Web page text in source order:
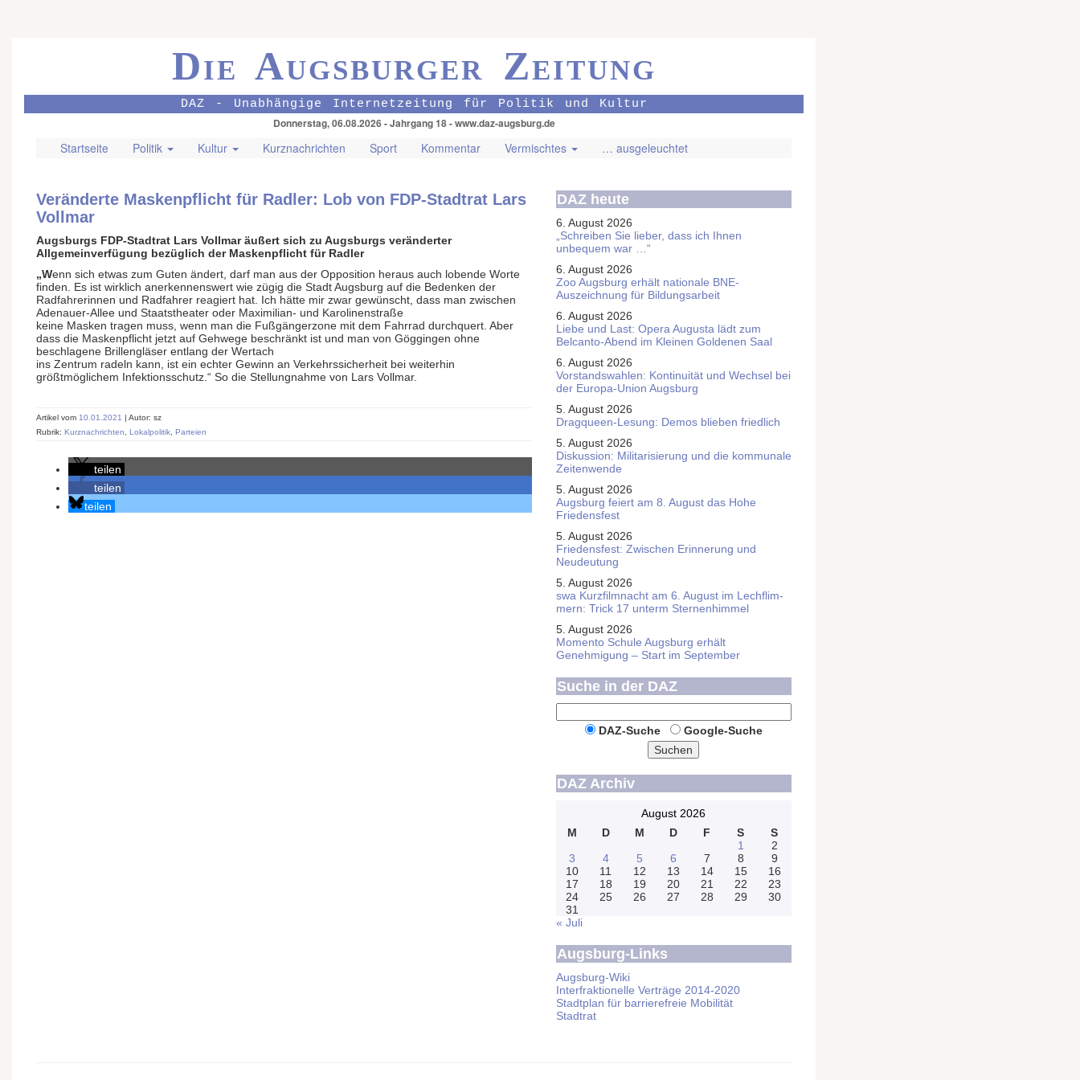
Die Augsburger Zeitung
DAZ - Unabhängige Internetzeitung für Politik und Kultur
Donnerstag, 06.08.2026 - Jahrgang 18 - www.daz-augsburg.de
Startseite Politik Kultur Kurznachrichten Sport Kommentar Vermischtes … ausgeleuchtet
Veränderte Maskenpflicht für Radler: Lob von FDP-Stadtrat Lars
Vollmar
Augsburgs FDP-Stadtrat Lars Vollmar äußert sich zu Augsburgs veränderter
Allgemeinverfügung bezüglich der Maskenpflicht für Radler
„Wenn sich etwas zum Guten ändert, darf man aus der Opposition heraus auch lobende Worte
finden. Es ist wirklich anerkennenswert wie zügig die Stadt Augsburg auf die Bedenken der
Radfahrerinnen und Radfahrer reagiert hat. Ich hätte mir zwar gewünscht, dass man zwischen
Adenauer-Allee und Staatstheater oder Maximilian- und Karolinenstraße
keine Masken tragen muss, wenn man die Fußgängerzone mit dem Fahrrad durchquert. Aber
dass die Maskenpflicht jetzt auf Gehwege beschränkt ist und man von Göggingen ohne
beschlagene Brillengläser entlang der Wertach
ins Zentrum radeln kann, ist ein echter Gewinn an Verkehrssicherheit bei weiterhin
größtmöglichem Infektionsschutz.“ So die Stellungnahme von Lars Vollmar.
Artikel vom 10.01.2021 | Autor: sz
Rubrik: Kurznachrichten Lokalpolitik Parteien
teilen
teilen
teilen
DAZ heute
6. August 2026
„Schreiben Sie lieber, dass ich Ihnen
unbequem war …“
6. August 2026
Zoo Augsburg erhält nationale BNE-
Auszeichnung für Bildungsarbeit
6. August 2026
Liebe und Last: Opera Augusta lädt zum
Belcanto-Abend im Kleinen Goldenen Saal
6. August 2026
Vorstandswahlen: Kontinuität und Wechsel bei
der Europa-Union Augsburg
5. August 2026
Dragqueen-Lesung: Demos blieben friedlich
5. August 2026
Diskussion: Mi­li­ta­ri­sie­rung und die kommunale
Zeitenwende
5. August 2026
Augsburg feiert am 8. August das Hohe
Friedensfest
5. August 2026
Friedensfest: Zwischen Erinnerung und
Neudeutung
5. August 2026
swa Kurz­film­nacht am 6. August im Lech­flim­
mern: Trick 17 unterm Sternen­himmel
5. August 2026
Momento Schule Augsburg erhält
Genehmigung – Start im September
Suche in der DAZ
DAZ-Suche
Google-Suche
Suchen
DAZ Archiv
August 2026
M
D M D F S
S
1
2
3
4 5 6 7 8
9
10
11 12 13 14 15
16
17
18 19 20 21 22
23
24
25 26 27 28 29
30
31
« Juli
Augsburg-Links
Augsburg-Wiki
Interfraktionelle Verträge 2014-2020
Stadtplan für barrierefreie Mobilität
Stadtrat